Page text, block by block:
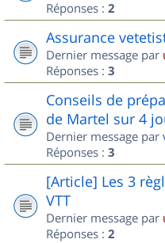
Réponses : 2
Assurance
Dernier message par
Réponses : 3
Conseils de
de Martel sur 4
Dernier message par
Réponses : 3
[Article] Les 3
VTT
Dernier message par
Réponses : 2